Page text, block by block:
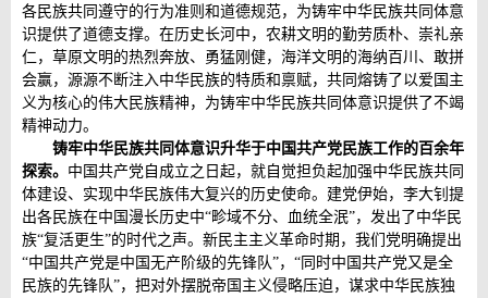
各民族共同遵守的行为准则和道德规范，为铸牢中华民族共同体意
识提供了道德支撑。在历史长河中，农耕文明的勤劳质朴、崇礼亲
仁，草原文明的热烈奔放、勇猛刚健，海洋文明的海纳百川、敢拼
会赢，源源不断注入中华民族的特质和禀赋，共同熔铸了以爱国主
义为核心的伟大民族精神，为铸牢中华民族共同体意识提供了不竭
精神动力。
铸牢中华民族共同体意识升华于中国共产党民族工作的百余年
探索。 中国共产党自成立之日起，就自觉担负起加强中华民族共同
体建设、实现中华民族伟大复兴的历史使命。建党伊始，李大钊提
出各民族在中国漫长历史中“畛域不分、血统全泯”，发出了中华民
族“复活更生”的时代之声。新民主主义革命时期，我们党明确提出
“中国共产党是中国无产阶级的先锋队”，“同时中国共产党又是全
民族的先锋队”，把对外摆脱帝国主义侵略压迫，谋求中华民族独